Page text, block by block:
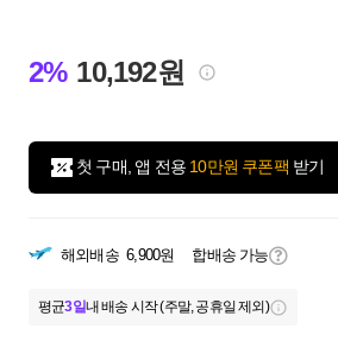
2% 10,192원
첫 구매, 앱 전용 10만원 쿠폰팩 받기
해외배송 6,900원 합배송 가능
평균3일내 배송 시작 (주말, 공휴일 제외)